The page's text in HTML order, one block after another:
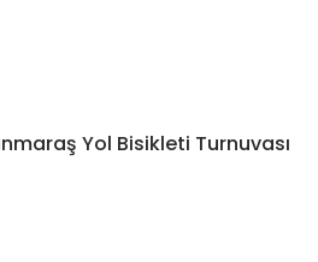
Yol Bisikleti Turnuvası